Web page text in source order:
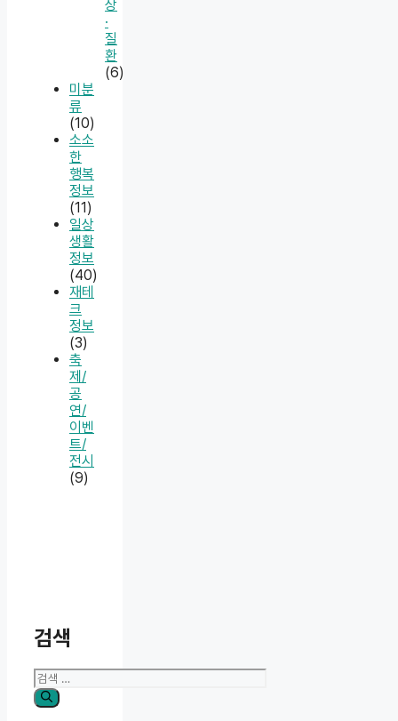
상
·
질
환
(6)
미분
류
(10)
소소
한
행복
정보
(11)
일상
생활
정보
(40)
재테
크
정보
(3)
축
제/
공
연/
이벤
트/
전시
(9)
검색
검
색: